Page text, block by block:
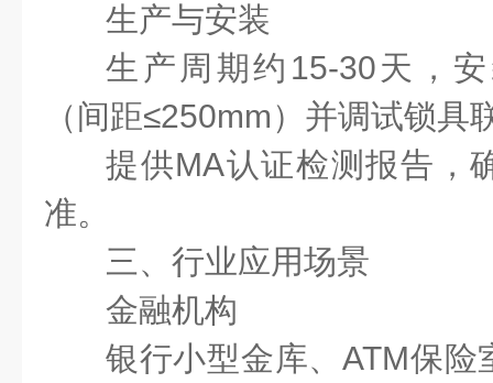
生产与安装
生产周期约 15-30天，
（间距≤250mm）并调试锁具
提供MA认证检测报告，
准。
三、行业应用场景
金融机构
银行小型金库、ATM保险